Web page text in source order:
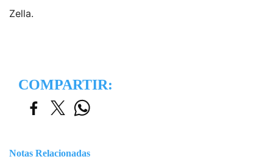
Zella.
COMPARTIR:
Notas Relacionadas